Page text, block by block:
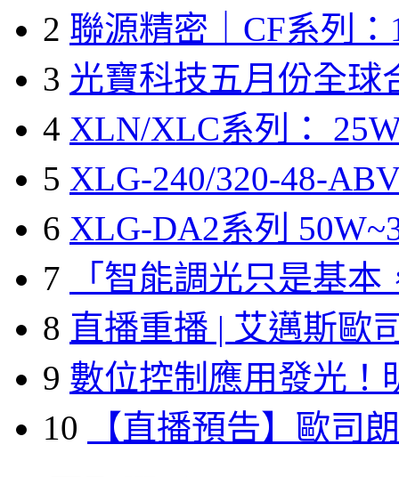
2 聯源精密｜CF系列：
3 光寶科技五月份全球
4 XLN/XLC系列：
5 XLG-240/320-48-
6 XLG-DA2系列
7
「智能調光只是基本
8 直播重播 | 艾邁斯歐
9 數位控制應用發光！
10
【直播預告】歐司